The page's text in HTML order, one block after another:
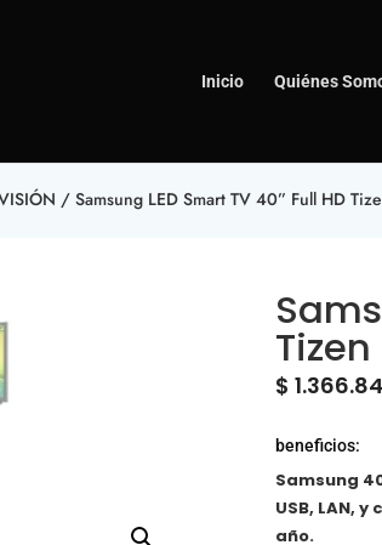
Inicio Quiénes
/ Samsung LED Smart TV 40” Full HD
Tizen
$
beneficios:
Samsung
USB, LAN,
año.